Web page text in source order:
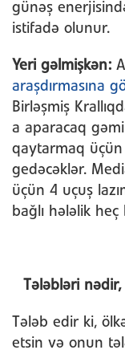
günəş
istifadə olunur.
Yeri gəlmişkən:
araşdırmasına
Birləşmiş
a aparacaq
qaytarmaq üçün
gedəcəklər.
üçün 4 uçuş
bağlı hələlik
Tələbləri
Tələb edir ki,
etsin və onun